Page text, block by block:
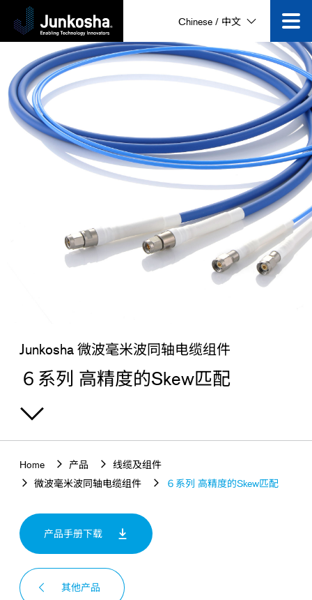
技术创新
产品
企业信息
公司动态
Chinese / 中文
Junkosha 微波毫米波同轴电缆组件
６系列 高精度的Skew匹配
Home 产品
线缆及组件
微波毫米波同轴电缆组件
６系列 高精度的Skew匹配
产品手册下载
其他产品